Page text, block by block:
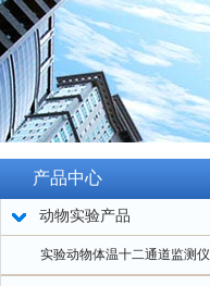
产品中心
动物实验产品
实验动物体温十二通道监测仪